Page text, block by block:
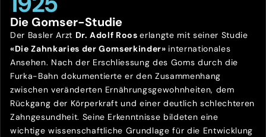
Die Gomser-Studie
Der Basler Arzt Dr. Adolf Rooserlangte mit seiner Studie
«Die Zahnkaries der Gomserkinder» internationales
Ansehen. Nach der Erschliessung des Goms durch die
Furka-Bahn dokumentierte er den Zusammenhang
zwischen veränderten Ernährungsgewohnheiten, dem
Rückgang der Körperkraft und einer deutlich schlechteren
Zahngesundheit. Seine Erkenntnisse bildeten eine
wichtige wissenschaftliche Grundlage für die Entwicklung